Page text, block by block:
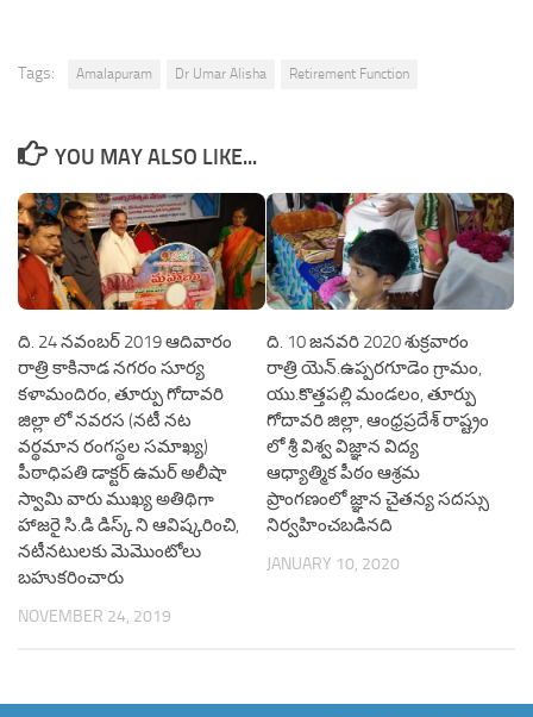
Tags: Amalapuram Dr Umar Alisha Retirement Function
YOU MAY ALSO LIKE...
ది. 24 నవంబర్ 2019 ఆదివారం
రాత్రి కాకినాడ నగరం సూర్య
కళామందిరం, తూర్పు గోదావరి
జిల్లా లో నవరస (నటీ నట
వర్థమాన రంగస్థల సమాఖ్య)
పీఠాధిపతి డాక్టర్ ఉమర్ అలీషా
స్వామి వారు ముఖ్య అతిథిగా
హాజరై సి.డి డిస్క్ ని ఆవిష్కరించి,
నటీనటులకు మెమొంటోలు
బహుకరించారు
NOVEMBER 24, 2019
ది. 10 జనవరి 2020 శుక్రవారం
రాత్రి యెన్.ఉప్పరగూడెం గ్రామం,
యు.కొత్తపల్లి మండలం, తూర్పు
గోదావరి జిల్లా, ఆంధ్రప్రదేశ్ రాష్ట్రం
లో శ్రీ విశ్వ విజ్ఞాన విద్య
ఆధ్యాత్మిక పీఠం ఆశ్రమ
ప్రాంగణంలో జ్ఞాన చైతన్య సదస్సు
నిర్వహించబడినది
JANUARY 10, 2020